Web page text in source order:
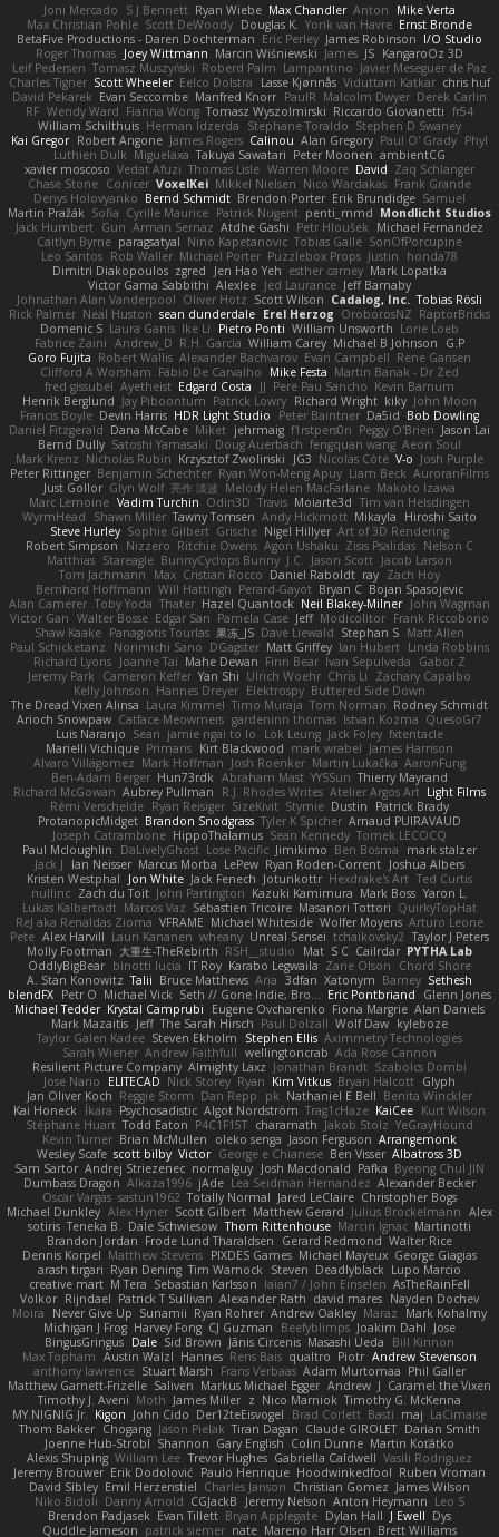
Joni Mercado S J Bennett Ryan Wiebe Max Chandler Anton
Mike Verta
Max Christian Pohle Scott DeWoody Douglas K. Yorik van Havre Ernst Bronde
BetaFive Productions - Daren Dochterman Eric Perley James Robinson I/O Studio
Roger Thomas Joey Wittmann Marcin Wiśniewski James JS KangaroOz 3D
Leif Pedersen Tomasz Muszyński Roberd Palm Lampantino Javier Meseguer de Paz
Charles Tigner Scott Wheeler Eelco Dolstra Lasse Kjønnås Viduttam Katkar chris huf
David Pekarek Evan Seccombe Manfred Knorr PaulR Malcolm Dwyer Derek Carlin
RF Wendy Ward Fianna Wong Tomasz Wyszolmirski Riccardo Giovanetti fr54
William Schilthuis Herman Idzerda Stephane Toraldo Stephen D Swaney
Kai Gregor Robert Angone James Rogers Calinou Alan Gregory Paul O' Grady Phyl
Luthien Dulk Miguelaxa Takuya Sawatari Peter Moonen ambientCG
xavier moscoso Vedat Afuzi Thomas Lisle Warren Moore David Zaq Schlanger
Chase Stone Conicer VoxelKei Mikkel Nielsen Nico Wardakas Frank Grande
Denys Holovyanko Bernd Schmidt Brendon Porter Erik Brundidge Samuel
Martin Pražák Sofia Cyrille Maurice Patrick Nugent penti_mmd Mondlicht Studios
Jack Humbert Gun Arman Sernaz Atdhe Gashi Petr Hloušek
Michael Fernandez
Caitlyn Byrne paragsatyal Nino Kapetanovic Tobias Gallé SonOfPorcupine
Leo Santos Rob Waller Michael Porter Puzzlebox Props Justin
honda78
Dimitri Diakopoulos zgred Jen Hao Yeh esther carney Mark Lopatka
Victor Gama Sabbithi Alexlee Jed Laurance Jeff Barnaby
Johnathan Alan Vanderpool Oliver Hotz Scott Wilson Cadalog, Inc. Tobias Rösli
Rick Palmer Neal Huston sean dunderdale Erel Herzog OroborosNZ RaptorBricks
Domenic S Laura Ganis Ike Li Pietro Ponti William Unsworth Lorie Loeb
Fabrice Zaini Andrew_D R.H. García William Carey Michael B Johnson
G.P
Goro Fujita Robert Wallis Alexander Bachvarov Evan Campbell Rene Gansen
Clifford A Worsham Fábio De Carvalho Mike Festa Martin Banak - Dr Zed
fred gissubel Ayetheist Edgard Costa JJ Pere Pau Sancho Kevin Barnum
Henrik Berglund Jay Piboontum Patrick Lowry Richard Wright kiky John Moon
Francis Boyle Devin Harris HDR Light Studio Peter Baintner Da5id Bob Dowling
Daniel Fitzgerald Dana McCabe Miket jehrmaig f1rstpers0n Peggy O'Brien Jason Lai
Bernd Dully Satoshi Yamasaki Doug Auerbach fengquan wang Aeon Soul
Mark Krenz Nicholas Rubin Krzysztof Zwolinski JG3 Nicolas Côté V-o Josh Purple
Peter Rittinger Benjamin Schechter Ryan Won-Meng Apuy Liam Beck AuroranFilms
Just Gollor Glyn Wolf 亮作 淡波 Melody Helen MacFarlane Makoto Izawa
Marc Lemoine Vadim Turchin Odin3D Travis Moiarte3d Tim van Helsdingen
WyrmHead
Shawn Miller Tawny Tomsen Andy Hickmott Mikayla
Hiroshi Saito
Steve Hurley Sophie Gilbert Grische Nigel Hillyer Art of 3D Rendering
Robert Simpson
Nizzero Ritchie Owens Agon Ushaku Zisis Psalidas Nelson C
Matthias Stareagle BunnyCyclops Bunny J.C. Jason Scott Jacob Larson
Tom Jachmann
Max Cristian Rocco Daniel Raboldt ray Zach Hoy
Bernhard Hoffmann Will Hattingh Perard-Gayot Bryan C Bojan Spasojevic
Alan Camerer Toby Yoda Thater Hazel Quantock Neil Blakey-Milner John Wagman
Victor Gan Walter Bosse Edgar San Pamela Case Jeff Modicolitor Frank Riccobono
Shaw Kaake Panagiotis Tourlas 果冻_JS Dave Liewald Stephan S Matt Allen
Paul Schicketanz
Norimichi Sano DGagster Matt Griffey Ian Hubert Linda Robbins
Richard Lyons Joanne Tai Mahe Dewan Finn Bear Ivan Sepulveda
Gabor Z
Jeremy Park
Cameron Keffer Yan Shi Ulrich Woehr Chris Li
Zachary Capalbo
Kelly Johnson Hannes Dreyer Elektrospy Buttered Side Down
The Dread Vixen Alinsa Laura Kimmel Timo Muraja Tom Norman Rodney Schmidt
Arioch Snowpaw Catface Meowmers gardeninn thomas Istvan Kozma QuesoGr7
Luis Naranjo Sean jamie ngai to lo Lök Leung Jack Foley fxtentacle
Marielli Vichique Primaris Kirt Blackwood mark wrabel James Harrison
Alvaro Villagomez Mark Hoffman Josh Roenker Martin Lukačka AaronFung
Ben-Adam Berger Hun73rdk Abraham Mast YYSSun Thierry Mayrand
Richard McGowan Aubrey Pullman R.J. Rhodes Writes Atelier Argos Art Light Films
Rémi Verschelde Ryan Reisiger SizeKivit Stymie Dustin
Patrick Brady
ProtanopicMidget Brandon Snodgrass Tyler K Spicher Arnaud PUIRAVAUD
Joseph Catrambone HippoThalamus Sean Kennedy Tomek LECOCQ
Paul Mcloughlin
DaLivelyGhost Lose Pacific Jimikimo Ben Bosma
mark stalzer
Jack J
Ian Neisser Marcus Morba LePew Ryan Roden-Corrent Joshua Albers
Kristen Westphal
Jon White Jack Fenech Jotunkottr Hexdrake's Art Ted Curtis
nullinc Zach du Toit John Partington Kazuki Kamimura Mark Boss Yaron L.
Lukas Kalbertodt Marcos Vaz Sébastien Tricoire Masanori Tottori QuirkyTopHat
ReJ aka Renaldas Zioma VFRAME Michael Whiteside Wolfer Moyens Arturo Leone
Pete Alex Harvill Lauri Kananen wheany Unreal Sensei tchaikovsky2 Taylor J Peters
Molly Footman 大重生-TheRebirth RSH__studio Mat S C Cailrdar PYTHA Lab
OddlyBigBear binotti lucia IT Roy Karabo Legwaila Zane Olson
Chord Shore
A. Stan Konowitz Talii Bruce Matthews Aria 3dfan Xatonym Barney Sethesh
blendFX Petr O Michael Vick Seth // Gone Indie, Bro... Eric Pontbriand
Glenn Jones
Michael Tedder Krystal Camprubi Eugene Ovcharenko Fiona Margrie Alan Daniels
Mark Mazaitis Jeff The Sarah Hirsch Paul Dolzall Wolf Daw kyleboze
Taylor Galen Kadee Steven Ekholm Stephen Ellis Aximmetry Technologies
Sarah Wiener Andrew Faithfull wellingtoncrab Ada Rose Cannon
Resilient Picture Company Almighty Laxz Jonathan Brandt Szabolcs Dombi
Jose Nario
ELITECAD Nick Storey Ryan Kim Vitkus Bryan Halcott Glyph
Jan Oliver Koch Reggie Storm Dan Repp pk Nathaniel E Bell Benita Winckler
Kai Honeck Íkara Psychosadistic Algot Nordström Trag1cHaze KaiCee Kurt Wilson
Stéphane Huart Todd Eaton P4C1F15T charamath Jakob Stolz YeGrayHound
Kevin Turner Brian McMullen oleko senga Jason Ferguson Arrangemonk
Wesley Scafe scott bilby Victor George e Chianese Ben Visser Albatross 3D
Sam Sartor Andrej Striezenec normalguy Josh Macdonald Pafka Byeong Chul JIN
Dumbass Dragon Alkaza1996 jAde Lea Seidman Hernandez Alexander Becker
Oscar Vargas sastun1962 Totally Normal Jared LeClaire Christopher Bogs
Michael Dunkley Alex Hyner Scott Gilbert Matthew Gerard Julius Brockelmann Alex
sotiris Teneka B. Dale Schwiesow Thom Rittenhouse Marcin Ignac Martinotti
Brandon Jordan Frode Lund Tharaldsen Gerard Redmond Walter Rice
Dennis Korpel Matthew Stevens PIXDES Games Michael Mayeux George Giagias
arash tirgari Ryan Dening Tim Warnock Steven Deadlyblack Lupo Marcio
creative mart M Tera Sebastian Karlsson Iaian7 / John Einselen AsTheRainFell
Volkor Rijndael Patrick T Sullivan Alexander Rath david mares Nayden Dochev
Moira
Never Give Up Sunamii Ryan Rohrer Andrew Oakley Maraz
Mark Kohalmy
Michigan J Frog Harvey Fong CJ Guzman Beefyblimps Joakim Dahl Jose
BingusGringus Dale Sid Brown Jānis Circenis Masashi Ueda
Bill Kinnon
Max Topham Austin Walzl Hannes Rens Bais qualtro Piotr Andrew Stevenson
anthony lawrence Stuart Marsh Frans Verbaas Adam Murtomaa Phil Galler
Matthew Garnett-Frizelle Saliven Markus Michael Egger Andrew J Caramel the Vixen
Timothy J. Aveni Moth James Miller z Nico Marniok Timothy G. McKenna
MY.NIGNIG Jr. Kigon John Cido Der12teEisvogel Brad Corlett Basti maj LaCimaise
Thom Bakker Chogang Jason Pielak Tiran Dagan Claude GIROLET Darian Smith
Joenne Hub-Strobl Shannon Gary English Colin Dunne Martin Koťátko
Alexis Shuping William Lee Trevor Hughes Gabriella Caldwell Vasili Rodriguez
Jeremy Brouwer Erik Dodolović Paulo Henrique Hoodwinkedfool Ruben Vroman
David Sibley Emil Herzenstiel Charles Janson Christian Gomez James Wilson
Niko Bidoli Danny Arnold CGJackB Jeremy Nelson Anton Heymann Leo S
Brendon Padjasek Evan Tillett Bryan Applegate Dylan Hall J Ewell Dys
Quddle Jameson patrick siemer nate Mareno Harr Olsen Brett Williams